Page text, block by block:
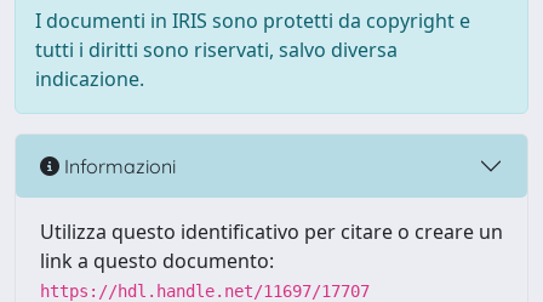
I documenti in IRIS sono protetti da copyright e
tutti i diritti sono riservati, salvo diversa
indicazione.
Informazioni
Utilizza questo identificativo per citare o creare un
link a questo documento:
https://hdl.handle.net/11697/17707